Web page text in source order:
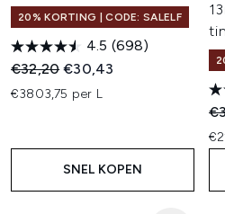
20% KORTING | CODE: SALELF
4.5 (698)
Recommended Retail Price:
€32,20Huidige prijs:
€30,43
€3803,75 per L
SNEL KOPEN